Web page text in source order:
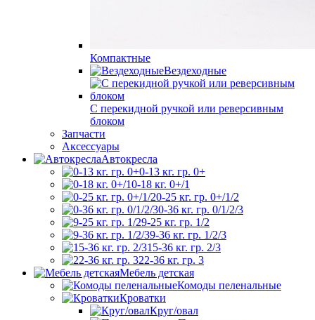
Компактные
Вездеходные
С перекидной ручкой или реверсивным
блоком
Запчасти
Аксессуары
Автокресла
0-13 кг. гр. 0+
0-18 кг. 0+/1
0-25 кг. гр. 0+/1/2
0-36 кг. гр. 0/1/2/3
9-25 кг. гр. 1/2
9-36 кг. гр. 1/2/3
15-36 кг. гр. 2/3
22-36 кг. гр. 3
Мебель детская
Комоды пеленальные
Кроватки
Круг/овал